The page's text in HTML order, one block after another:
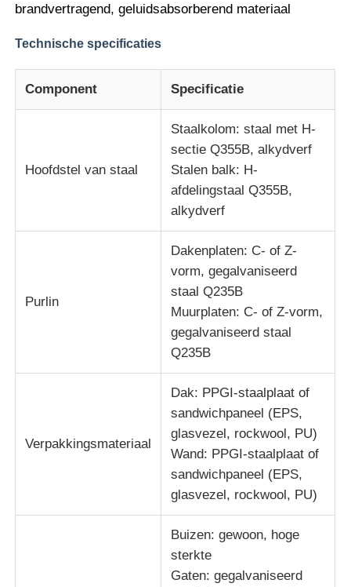
brandvertragend, geluidsabsorberend materiaal
Technische specificaties
Component Specificatie
Hoofdstel van staal
Staalkolom: staal met H-
sectie Q355B, alkydverf
Stalen balk: H-
afdelingstaal Q355B,
alkydverf
Purlin
Dakenplaten: C- of Z-
vorm, gegalvaniseerd
staal Q235B
Muurplaten: C- of Z-vorm,
gegalvaniseerd staal
Q235B
Verpakkingsmateriaal
Dak: PPGI-staalplaat of
sandwichpaneel (EPS,
glasvezel, rockwool, PU)
Wand: PPGI-staalplaat of
sandwichpaneel (EPS,
glasvezel, rockwool, PU)
Buizen: gewoon, hoge
sterkte
Gaten: gegalvaniseerd